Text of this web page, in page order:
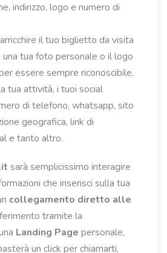
indirizzo, logo e numero di
il tuo biglietto da visita
tua foto personale o il logo
essere sempre riconoscibile,
tua attività, i tuoi social
di telefono, whatsapp, sito
geografica, link di
e tanto altro.
sarà semplicissimo interagire
che inserisci sulla tua
collegamento diretto alle
tramite la
Landing Page personale,
un click per chiamarti,